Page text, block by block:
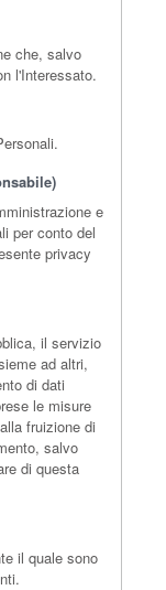
che, salvo
l'Interessato.
e
per conto del
privacy
il servizio
ad altri,
di dati
le misure
fruizione di
salvo
di questa
il quale sono